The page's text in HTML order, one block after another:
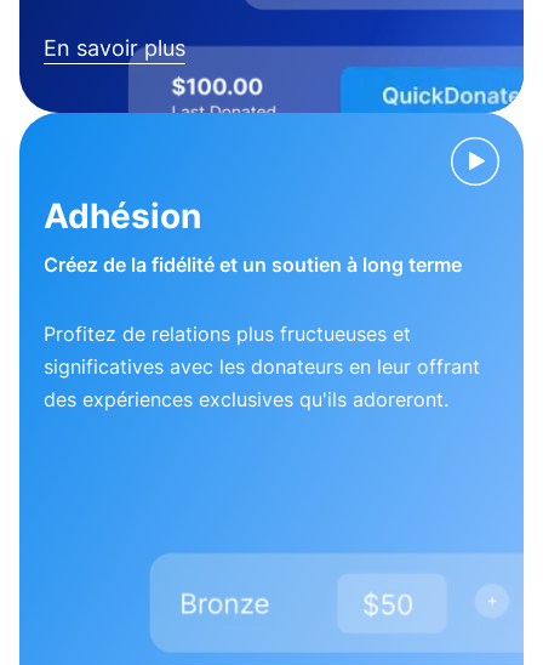
En savoir plus
Adhésion
Créez de la fidélité et un soutien à long terme
Profitez de relations plus fructueuses et
significatives avec les donateurs en leur offrant
des expériences exclusives qu'ils adoreront.